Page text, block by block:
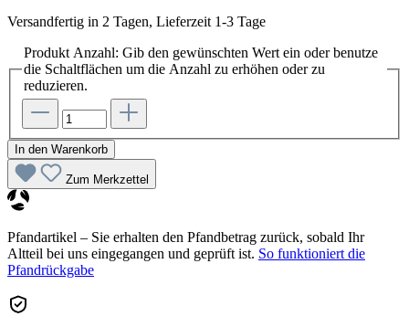
Versandfertig in 2 Tagen, Lieferzeit 1-3 Tage
Produkt Anzahl: Gib den gewünschten Wert ein oder benutze
die Schaltflächen um die Anzahl zu erhöhen oder zu
reduzieren.
In den Warenkorb
Zum Merkzettel
Pfandartikel – Sie erhalten den Pfandbetrag zurück, sobald Ihr
Altteil bei uns eingegangen und geprüft ist. So funktioniert die
Pfandrückgabe